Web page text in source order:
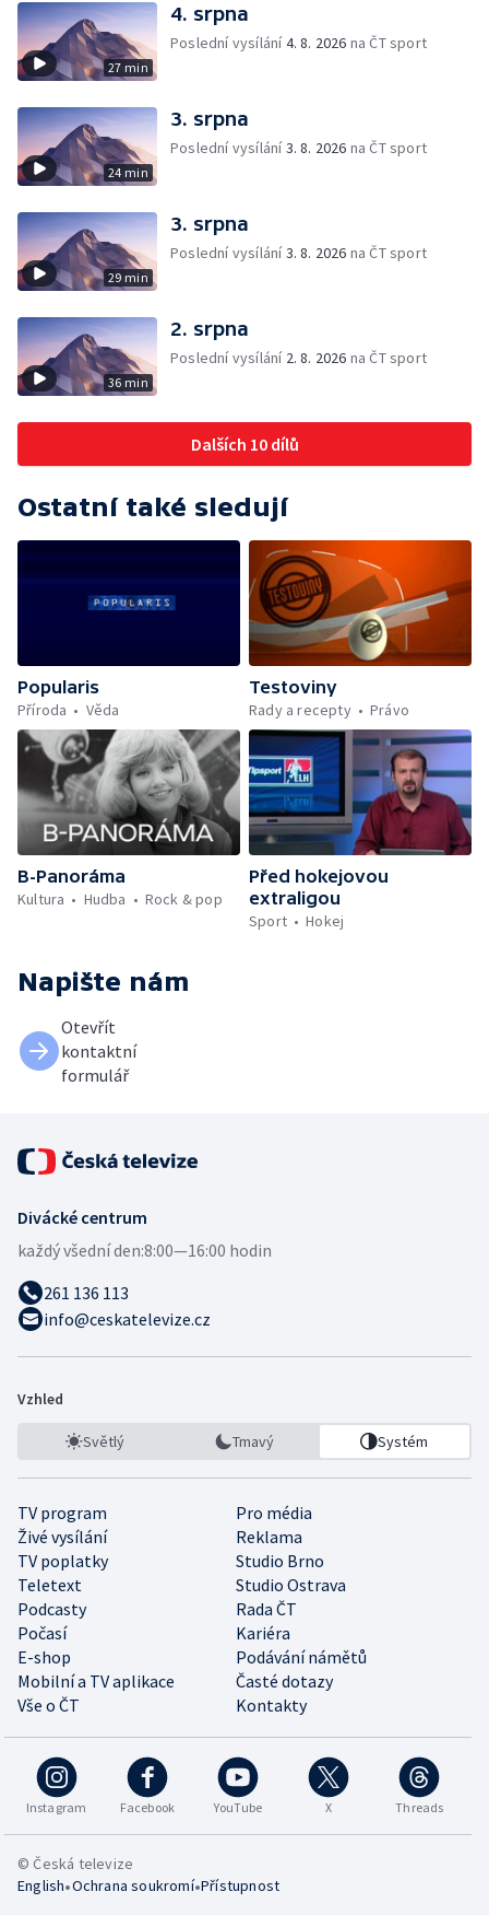
27 min
4. srpna
Poslední vysílání4. 8. 2026 na ČT sport
24 min
3. srpna
Poslední vysílání3. 8. 2026 na ČT sport
29 min
3. srpna
Poslední vysílání3. 8. 2026 na ČT sport
36 min
2. srpna
Poslední vysílání 2. 8. 2026 na ČT sport
Dalších 10 dílů
Ostatní také sledují
Popularis
Příroda
Věda
Testoviny
Rady a recepty
Právo
B-Panoráma
Kultura
Hudba Rock & pop
Před hokejovou
extraligou
Sport
Hokej
Napište nám
Otevřít
kontaktní
formulář
Divácké centrum
každý všední den:8:00—16:00 hodin
261 136 113
info@ceskatelevize.cz
Vzhled
Světlý Tmavý Systém
TV program
Pro média
Živé vysílání
Reklama
TV poplatky
Studio Brno
Teletext
Studio Ostrava
Podcasty
Rada ČT
Počasí
Kariéra
E-shop
Podávání námětů
Mobilní a TV aplikace
Časté dotazy
Vše o ČT
Kontakty
Instagram Facebook YouTube X Threads
© Česká televize
English•Ochrana soukromí•Přístupnost